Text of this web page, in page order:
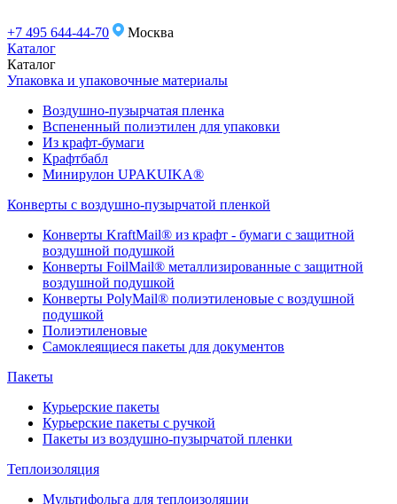
+7 495 644-44-70
Москва
Каталог
Каталог
Упаковка и упаковочные материалы
Воздушно-пузырчатая пленка
Вспененный полиэтилен для упаковки
Из крафт-бумаги
Крафтбабл
Минирулон UPAKUIKA®
Конверты с воздушно-пузырчатой пленкой
Конверты KraftMail® из крафт - бумаги с защитной
воздушной подушкой
Конверты FoilMail® металлизированные с защитной
воздушной подушкой
Конверты PolyMail® полиэтиленовые с воздушной
подушкой
Полиэтиленовые
Самоклеящиеся пакеты для документов
Пакеты
Курьерские пакеты
Курьерские пакеты с ручкой
Пакеты из воздушно-пузырчатой пленки
Теплоизоляция
Мультифольга для теплоизоляции